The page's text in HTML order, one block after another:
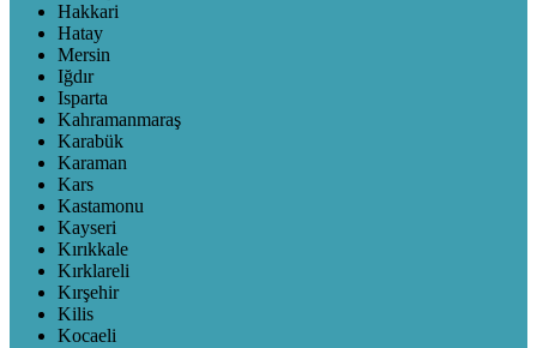
Hakkari
Hatay
Mersin
Iğdır
Isparta
Kahramanmaraş
Karabük
Karaman
Kars
Kastamonu
Kayseri
Kırıkkale
Kırklareli
Kırşehir
Kilis
Kocaeli